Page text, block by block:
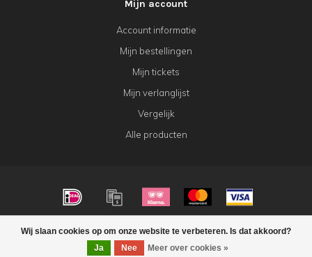
Wij slaan cookies op om onze website te verbeteren. Is dat akkoord?
Ja
Nee Meer over cookies »
Mijn account
Account informatie
Mijn bestellingen
Mijn tickets
Mijn verlanglijst
Vergelijk
Alle producten
© Copyright 2026 KeK Horeca
FILTERS